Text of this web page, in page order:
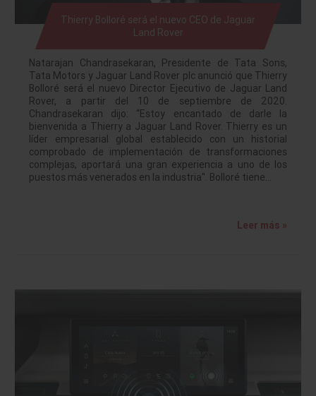
Thierry Bolloré será el nuevo CEO de Jaguar
Land Rover
Natarajan Chandrasekaran, Presidente de Tata Sons,
Tata Motors y Jaguar Land Rover plc anunció que Thierry
Bolloré será el nuevo Director Ejecutivo de Jaguar Land
Rover, a partir del 10 de septiembre de 2020.
Chandrasekaran dijo: “Estoy encantado de darle la
bienvenida a Thierry a Jaguar Land Rover. Thierry es un
líder empresarial global establecido con un historial
comprobado de implementación de transformaciones
complejas, aportará una gran experiencia a uno de los
puestos más venerados en la industria". Bolloré tiene…
Leer más »